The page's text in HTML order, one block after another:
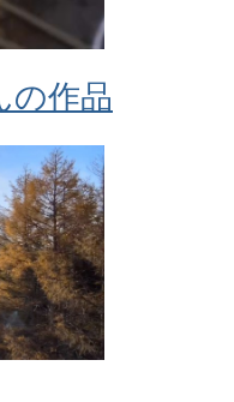
の作品